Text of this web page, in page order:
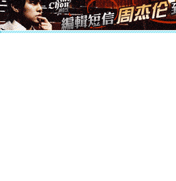
卖了。水
[春节]风
颜！冬去
道一声平